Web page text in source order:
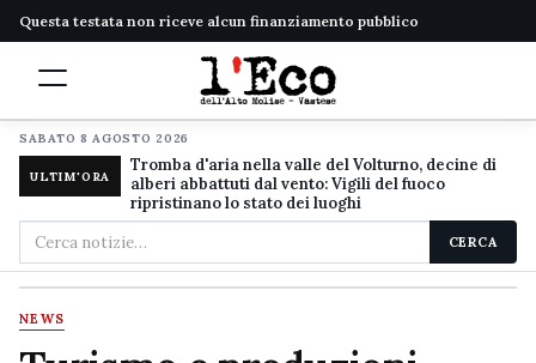
Questa testata non riceve alcun finanziamento pubblico
SABATO 8 AGOSTO 2026
ULTIM'ORA
Tromba d'aria nella valle del Volturno, decine di
alberi abbattuti dal vento: Vigili del fuoco
ripristinano lo stato dei luoghi
Cerca
nel
sito
CERCA
NEWS